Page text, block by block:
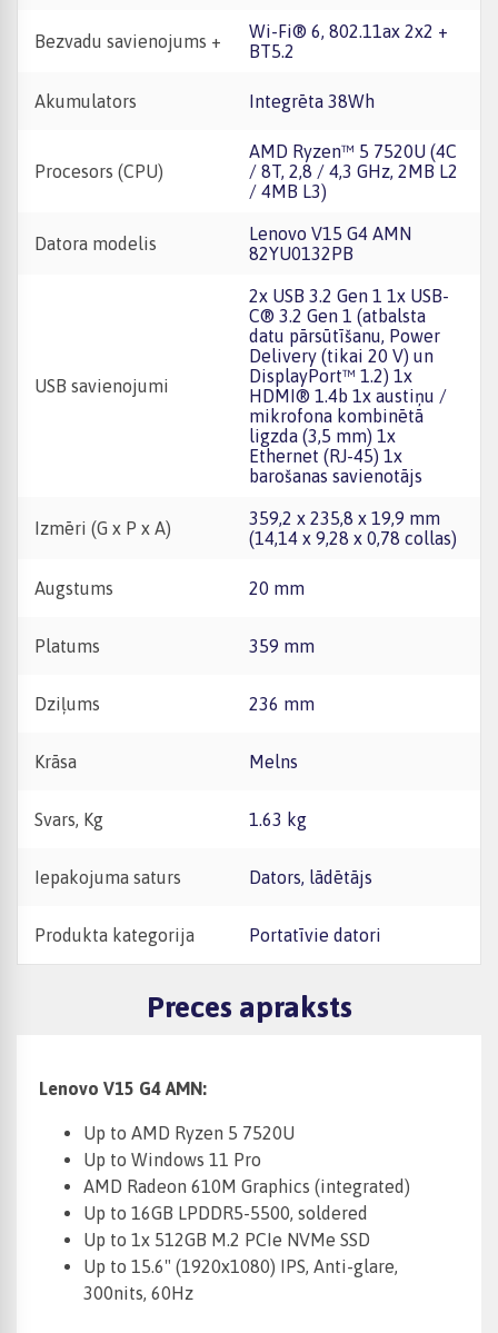
Bezvadu savienojums +
Wi-Fi® 6, 802.11ax 2x2 +
BT5.2
Akumulators Integrēta 38Wh
Procesors (CPU)
AMD Ryzen™ 5 7520U (4C
/ 8T, 2,8 / 4,3 GHz, 2MB L2
/ 4MB L3)
Datora modelis
Lenovo V15 G4 AMN
82YU0132PB
USB savienojumi
2x USB 3.2 Gen 1 1x USB-
C® 3.2 Gen 1 (atbalsta
datu pārsūtīšanu, Power
Delivery (tikai 20 V) un
DisplayPort™ 1.2) 1x
HDMI® 1.4b 1x austiņu /
mikrofona kombinētā
ligzda (3,5 mm) 1x
Ethernet (RJ-45) 1x
barošanas savienotājs
Izmēri (G x P x A)
359,2 x 235,8 x 19,9 mm
(14,14 x 9,28 x 0,78 collas)
Augstums 20 mm
Platums 359 mm
Dziļums 236 mm
Krāsa Melns
Svars, Kg 1.63 kg
Iepakojuma saturs Dators, lādētājs
Produkta kategorija Portatīvie datori
Preces apraksts
Lenovo V15 G4 AMN:
Up to AMD Ryzen 5 7520U
Up to Windows 11 Pro
AMD Radeon 610M Graphics (integrated)
Up to 16GB LPDDR5-5500, soldered
Up to 1x 512GB M.2 PCIe NVMe SSD
Up to 15.6" (1920x1080) IPS, Anti-glare,
300nits, 60Hz